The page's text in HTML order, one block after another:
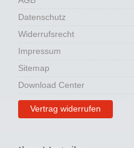
Datenschutz
Widerrufsrecht
Impressum
Sitemap
Download Center
Vertrag widerrufen